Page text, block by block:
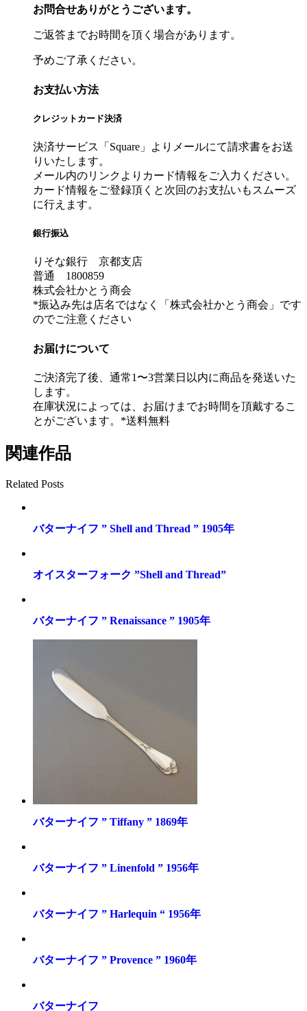
お問合せありがとうございます。
ご返答までお時間を頂く場合があります。
予めご了承ください。
お支払い方法
クレジットカード決済
決済サービス「Square」よりメールにて請求書をお送
りいたします。
メール内のリンクよりカード情報をご入力ください。
カード情報をご登録頂くと次回のお支払いもスムーズ
に行えます。
銀行振込
りそな銀行 京都支店
普通 1800859
株式会社かとう商会
*振込み先は店名ではなく「株式会社かとう商会」です
のでご注意ください
お届けについて
ご決済完了後、通常1〜3営業日以内に商品を発送いた
します。
在庫状況によっては、お届けまでお時間を頂戴するこ
とがございます。*送料無料
関連作品
Related Posts
バターナイフ ” Shell and Thread ” 1905年
オイスターフォーク ”Shell and Thread”
バターナイフ ” Renaissance ” 1905年
バターナイフ ” Tiffany ” 1869年
バターナイフ ” Linenfold ” 1956年
バターナイフ ” Harlequin “ 1956年
バターナイフ ” Provence ” 1960年
バターナイフ